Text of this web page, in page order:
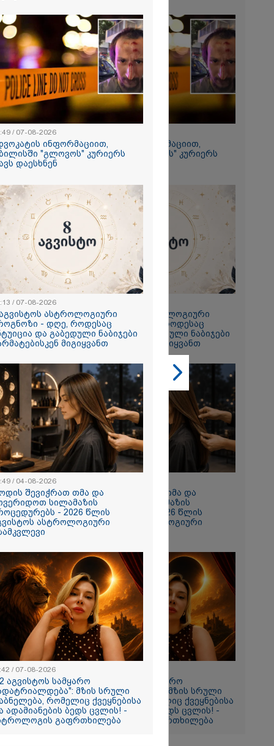
გმირია,
დადო
-
და
გმირობა" -
და
-
უწყება
არ
იქ
– რას
დაღუპული
ადვოკატის ინფორმაციით,
თბილისში "გლოვოს" კურიერს
8 აგვისტოს ასტროლოგიური
პროგნოზი - დღე, როდესაც
ინტუიცია და გაბედული ნაბიჯები
წარმატებისკენ მიგიყვანთ
როდის შევიჭრათ თმა და
მოვერიდოთ სილამაზის
პროცედურებს - 2026 წლის
აგვისტოს ასტროლოგიური
"12 აგვისტოს სამყარო
გადატრიალდება": მზის სრული
დაბნელება, რომელიც ქვეყნებისა
და ადამიანების ბედს ცვლის! -
ასტროლოგის გაფრთხილება
/ 07-08-2026
ინფორმაციით,
"გლოვოს" კურიერს
დაესხნენ
/ 07-08-2026
ასტროლოგიური
- დღე, როდესაც
და გაბედული ნაბიჯები
მიგიყვანთ
/ 04-08-2026
შევიჭრათ თმა და
სილამაზის
- 2026 წლის
ასტროლოგიური
/ 07-08-2026
აგვისტოს სამყარო
მზის სრული
რომელიც ქვეყნებისა
ადამიანების ბედს ცვლის! -
გაფრთხილება